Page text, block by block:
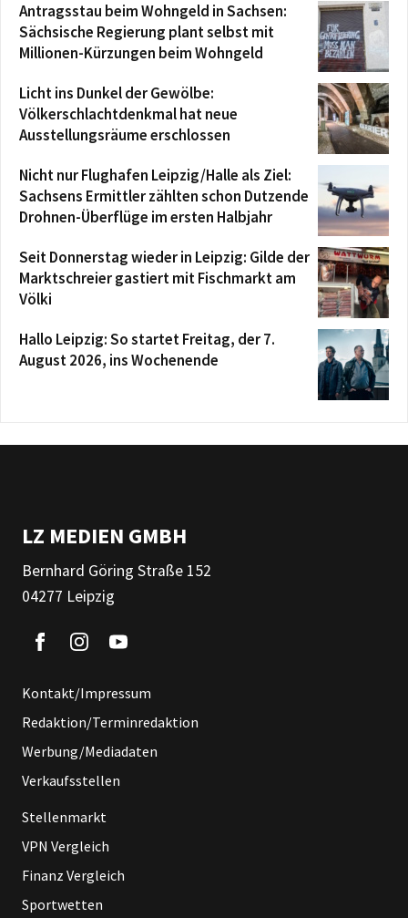
Antragsstau beim Wohngeld in Sachsen:
Sächsische Regierung plant selbst mit
Millionen-Kürzungen beim Wohngeld
Licht ins Dunkel der Gewölbe:
Völkerschlachtdenkmal hat neue
Ausstellungsräume erschlossen
Nicht nur Flughafen Leipzig/Halle als Ziel:
Sachsens Ermittler zählten schon Dutzende
Drohnen-Überflüge im ersten Halbjahr
Seit Donnerstag wieder in Leipzig: Gilde der
Marktschreier gastiert mit Fischmarkt am
Völki
Hallo Leipzig: So startet Freitag, der 7.
August 2026, ins Wochenende
LZ MEDIEN GMBH
Bernhard Göring Straße 152
04277 Leipzig
Kontakt/Impressum
Redaktion/Terminredaktion
Werbung/Mediadaten
Verkaufsstellen
Stellenmarkt
VPN Vergleich
Finanz Vergleich
Sportwetten